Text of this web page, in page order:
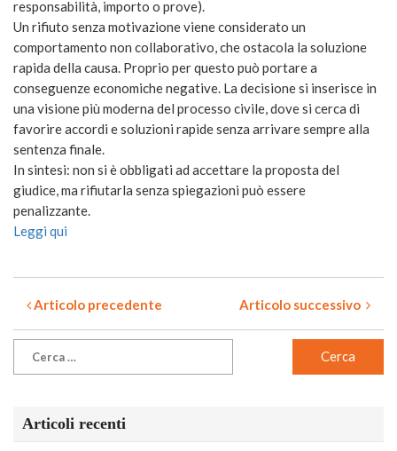
responsabilità, importo o prove).
Un rifiuto senza motivazione viene considerato un
comportamento non collaborativo, che ostacola la soluzione
rapida della causa. Proprio per questo può portare a
conseguenze economiche negative. La decisione si inserisce in
una visione più moderna del processo civile, dove si cerca di
favorire accordi e soluzioni rapide senza arrivare sempre alla
sentenza finale.
In sintesi: non si è obbligati ad accettare la proposta del
giudice, ma rifiutarla senza spiegazioni può essere
penalizzante.
Leggi qui
Articolo precedente Articolo successivo
Articoli recenti